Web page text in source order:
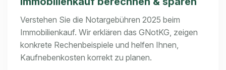
Verstehen Sie die Notargebühren 2025 beim
Immobilienkauf. Wir erklären das GNotKG, zeigen
konkrete Rechenbeispiele und helfen Ihnen,
Kaufnebenkosten korrekt zu planen.